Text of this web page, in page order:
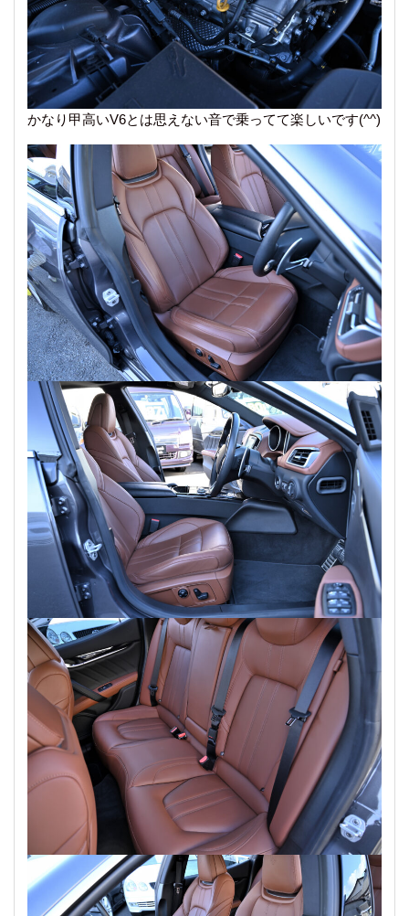
かなり甲高いV6とは思えない音で乗ってて楽しいです(^^)